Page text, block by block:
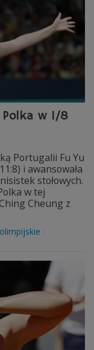
w 1/8
Portugalii Fu Yu
i awansowała
stołowych.
w tej
Cheung z